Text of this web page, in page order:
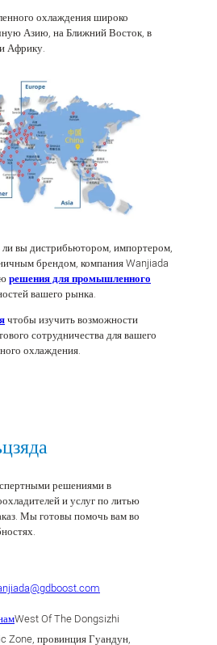
охлаждения широко
Азию, на Ближний Восток, в
Африку.
ли вы дистрибьютором, импортером,
брендом, компания Wanjiada
решения для промышленного
вашего рынка.
чтобы изучить возможности
сотрудничества для вашего
охлаждения.
решениями в
и услуг по литью
Мы готовы помочь вам во
West Of The Dongsizhi
Zone, провинция Гуандун,